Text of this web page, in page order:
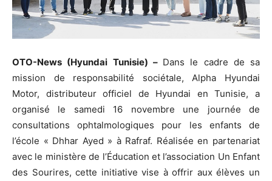
OTO-News (Hyundai Tunisie) – Dans le cadre de sa
mission de responsabilité sociétale, Alpha Hyundai
Motor, distributeur officiel de Hyundai en Tunisie, a
organisé le samedi 16 novembre une journée de
consultations ophtalmologiques pour les enfants de
l’école « Dhhar Ayed » à Rafraf. Réalisée en partenariat
avec le ministère de l’Éducation et l’association Un Enfant
des Sourires, cette initiative vise à offrir aux élèves un